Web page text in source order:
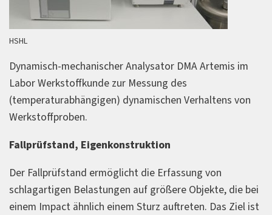
HSHL
Dynamisch-mechanischer Analysator DMA Artemis im
Labor Werkstoffkunde zur Messung des
(temperaturabhängigen) dynamischen Verhaltens von
Werkstoffproben.
Fallprüfstand, Eigenkonstruktion
Der Fallprüfstand ermöglicht die Erfassung von
schlagartigen Belastungen auf größere Objekte, die bei
einem Impact ähnlich einem Sturz auftreten. Das Ziel ist